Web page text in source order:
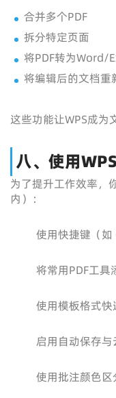
合并多个PDF
拆分特定页面
将PDF转为Word/
将编辑后的文档重
这些功能让WPS成为
八、使用
为了提升工作效率，
内）：
使用快捷键（如
将常用PDF工
使用模板格式快
启用自动保存与
使用批注颜色区